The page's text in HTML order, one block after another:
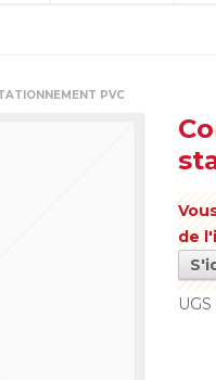
PVC
de
UGS